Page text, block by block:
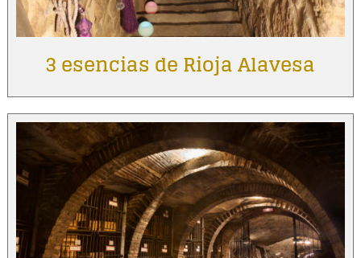
3 esencias de Rioja Alavesa